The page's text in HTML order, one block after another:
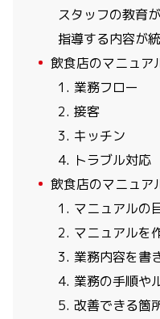
スタッフの教育
指導する内容が
2 飲食店のマニュア
1. 業務フロー
2. 接客
3. キッチン
4. トラブル対応
3 飲食店のマニュア
1. マニュアルの
2. マニュアルを
3. 業務内容を書
4. 業務の手順や
5. 改善できる箇